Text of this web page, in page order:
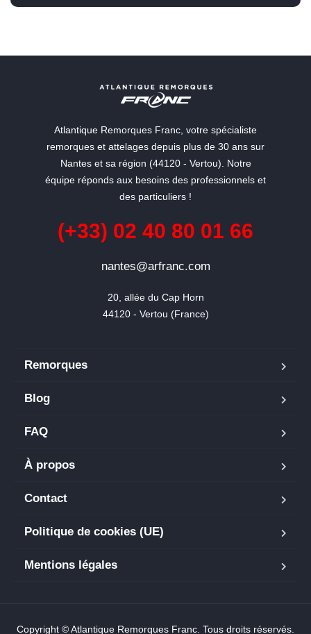
Atlantique Remorques Franc, votre spécialiste
remorques et attelages depuis plus de 30 ans sur
Nantes et sa région (44120 - Vertou). Notre
équipe réponds aux besoins des professionnels et
des particuliers !
(+33) 02 40 80 01 66
nantes@arfranc.com
20, allée du Cap Horn
44120 - Vertou (France)
Remorques
Blog
FAQ
À propos
Contact
Politique de cookies (UE)
Mentions légales
Copyright © Atlantique Remorques Franc. Tous droits réservés.